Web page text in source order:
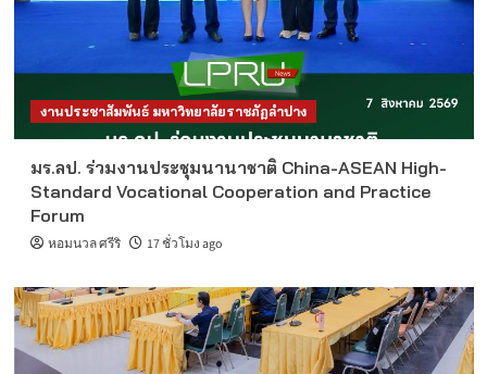
งานประชาสัมพันธ์ มหาวิทยาลัยราชภัฏลำปาง
มร.ลป. ร่วมงานประชุมนานาชาติ China-ASEAN High-
Standard Vocational Cooperation and Practice
Forum
หอมนวล ศรีริ 17 ชั่วโมง ago